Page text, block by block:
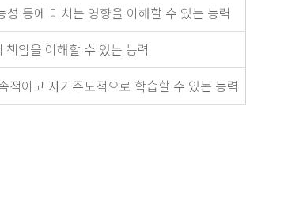
등에 미치는 영향을 이해할 수 있는 능력
임을 이해할 수 있는 능력
이고 자기주도적으로 학습할 수 있는 능력